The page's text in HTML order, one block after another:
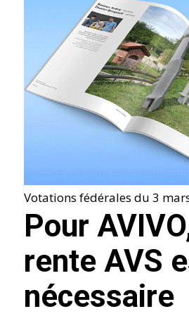
Votations fédérales du 3
Pour AVIVO, la 13e
rente AVS
nécessaire